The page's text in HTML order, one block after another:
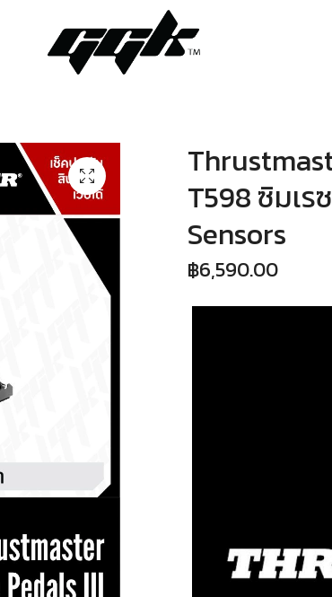
T598 ซิมเร
Sensors
฿6,590.00